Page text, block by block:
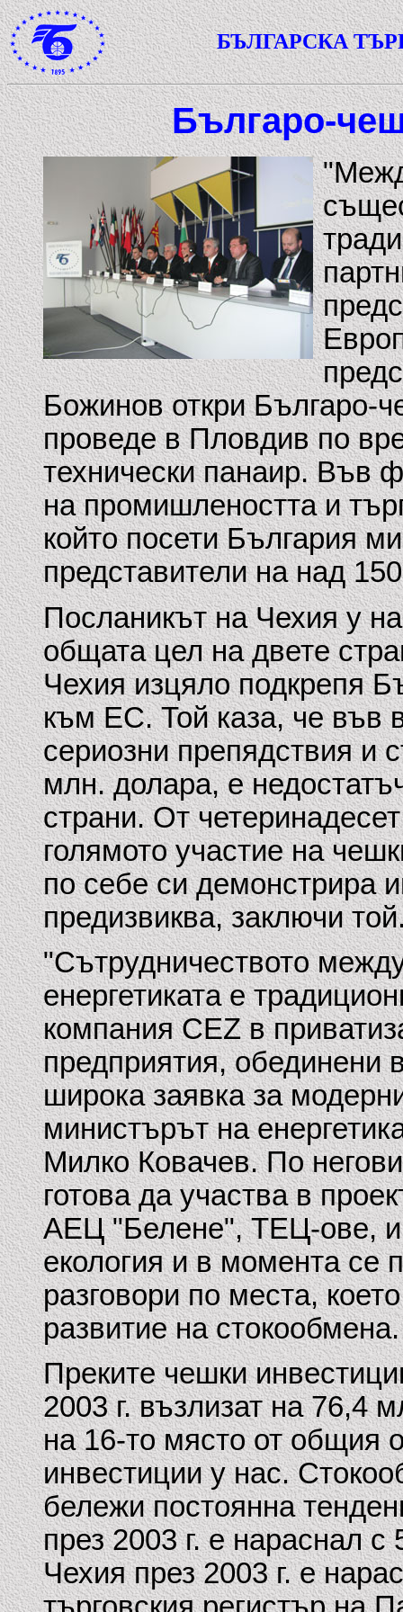
БЪЛГАРСКА
Българо-
Божинов откри Българо-
проведе в Пловдив по
технически панаир. Във
на промишлеността и
който посети България
представители на над
Посланикът на Чехия у
общата цел на двете
Чехия изцяло подкрепя
към ЕС. Той каза, че във
сериозни препядствия и
млн. долара, е
страни. От
голямото участие на
по себе си демонстрира
предизвиква, заключи
"Сътрудничеството
енергетиката е
компания CEZ в
предприятия, обединени
широка заявка за
министърът на
Милко Ковачев. По
готова да участва в
АЕЦ "Белене", ТЕЦ-ове,
екология и в момента се
разговори по места,
развитие на стокообмена.
Преките чешки
2003 г. възлизат на 76,4
на 16-то място от общия
инвестиции у нас.
бележи постоянна
през 2003 г. е нараснал
Чехия през 2003 г. е